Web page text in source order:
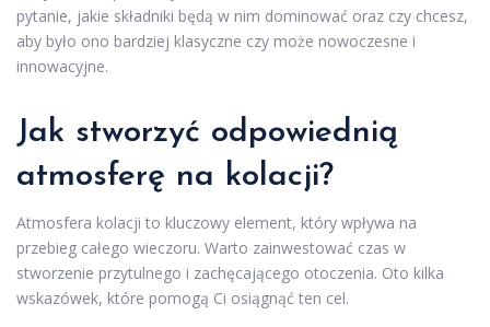
pytanie, jakie składniki będą w nim dominować oraz czy chcesz,
aby było ono bardziej klasyczne czy może nowoczesne i
innowacyjne.
Jak stworzyć odpowiednią
atmosferę na kolacji?
Atmosfera kolacji to kluczowy element, który wpływa na
przebieg całego wieczoru. Warto zainwestować czas w
stworzenie przytulnego i zachęcającego otoczenia. Oto kilka
wskazówek, które pomogą Ci osiągnąć ten cel.